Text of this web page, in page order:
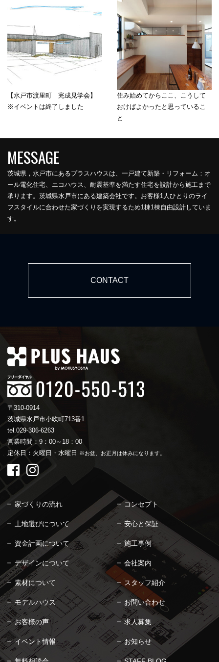
【水戸市渡里町 完成見学会】
※イベントは終了しました
住み始めてからここ、こうして
おけばよかったと思っているこ
と
茨城県，水戸市にあるプラスハウスは、一戸建て新築・リフォーム：オ
ール電化住宅、エコハウス、耐震基準を満たす住宅を設計から施工まで
承ります。茨城県水戸市にある建築会社です。お客様1人ひとりのライ
フスタイルに合わせた家づくりを実現するため1棟1棟自由設計していま
す。
CONTACT
〒310-0914
茨城県水戸市小吹町713番1
tel.029-306-6263
営業時間：9：00～18：00
定休日：火曜日・水曜日
※お盆、お正月は休みになります。
家づくりの流れ
土地選びについて
資金計画について
デザインについて
素材について
コンセプト
安心と保証
施工事例
会社案内
スタッフ紹介
モデルハウス
お客様の声
イベント情報
お問い合わせ
求人募集
お知らせ